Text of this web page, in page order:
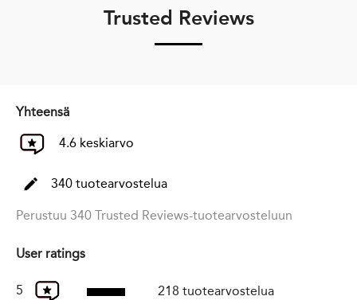
Trusted Reviews
Yhteensä
4.6 keskiarvo
340 tuotearvostelua
Perustuu 340 Trusted Reviews-tuotearvosteluun
User ratings
5 218 tuotearvostelua